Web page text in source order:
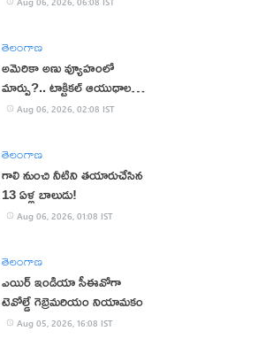
తెలంగాణ
అమెరికా అణు వ్యూహంలో
మార్పు?.. టాక్టికల్ ఆయుధాలకు
ప్రాధాన్యం!
Aug 06, 2026, 02:08 IST
తెలంగాణ
గాలి నుంచి నీటిని తయారుచేసిన
13 ఏళ్ల బాలుడు!
Aug 06, 2026, 01:08 IST
తెలంగాణ
ఎయిర్ ఇండియా సీఈవోగా
టెవోల్డే గెబ్రెమరియం నియామకం
Aug 05, 2026, 16:08 IST